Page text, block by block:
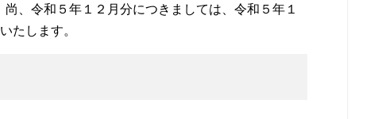
、令和５年１２月分につきましては、令和５年１
たします。